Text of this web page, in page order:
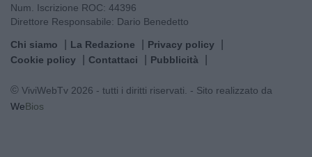
Num. Iscrizione ROC: 44396
Direttore Responsabile: Dario Benedetto
Chi siamo La Redazione
Privacy policy
Cookie policy
Contattaci Pubblicità
© ViviWebTv 2026 - tutti i diritti riservati. - Sito realizzato da
WeBios